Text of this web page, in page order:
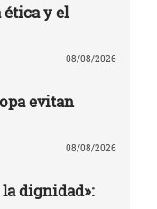
ética y el
08/08/2026
evitan
08/08/2026
dignidad»: